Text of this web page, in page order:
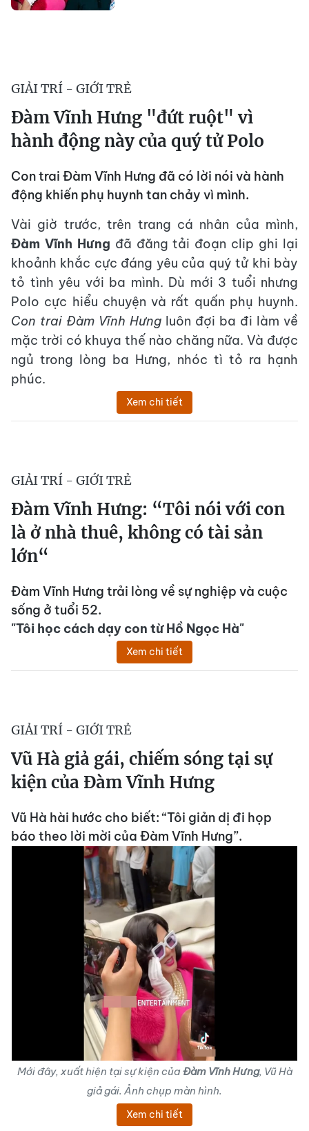
GIẢI TRÍ - GIỚI TRẺ
Đàm Vĩnh Hưng "đứt ruột" vì
hành động này của quý tử Polo
Con trai Đàm Vĩnh Hưng đã có lời nói và hành
động khiến phụ huynh tan chảy vì mình.
Vài giờ trước, trên trang cá nhân của mình,
Đàm Vĩnh Hưng đã đăng tải đoạn clip ghi lại
khoảnh khắc cực đáng yêu của quý tử khi bày
tỏ tình yêu với ba mình. Dù mới 3 tuổi nhưng
Polo cực hiểu chuyện và rất quấn phụ huynh.
Con trai Đàm Vĩnh Hưng luôn đợi ba đi làm về
mặc trời có khuya thế nào chăng nữa. Và được
ngủ trong lòng ba Hưng, nhóc tì tỏ ra hạnh
phúc.
Xem chi tiết
GIẢI TRÍ - GIỚI TRẺ
Đàm Vĩnh Hưng: “Tôi nói với con
là ở nhà thuê, không có tài sản
lớn“
Đàm Vĩnh Hưng trải lòng về sự nghiệp và cuộc
sống ở tuổi 52.
"Tôi học cách dạy con từ Hồ Ngọc Hà"
Xem chi tiết
GIẢI TRÍ - GIỚI TRẺ
Vũ Hà giả gái, chiếm sóng tại sự
kiện của Đàm Vĩnh Hưng
Vũ Hà hài hước cho biết: “Tôi giản dị đi họp
báo theo lời mời của Đàm Vĩnh Hưng”.
Mới đây, xuất hiện tại sự kiện củaĐàm Vĩnh Hưng, Vũ Hà
giả gái. Ảnh chụp màn hình.
Xem chi tiết